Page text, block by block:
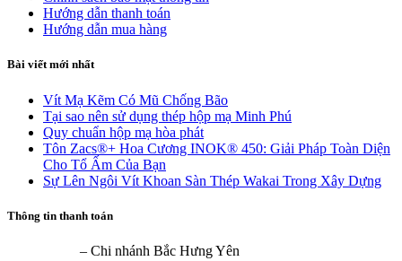
Hướng dẫn thanh toán
Hướng dẫn mua hàng
Bài viết mới nhất
Vít Mạ Kẽm Có Mũ Chống Bão
Tại sao nên sử dụng thép hộp mạ Minh Phú
Quy chuẩn hộp mạ hòa phát
Tôn Zacs®+ Hoa Cương INOK® 450: Giải Pháp Toàn Diện
Cho Tổ Ấm Của Bạn
Sự Lên Ngôi Vít Khoan Sàn Thép Wakai Trong Xây Dựng
Thông tin thanh toán
– Chi nhánh Bắc Hưng Yên